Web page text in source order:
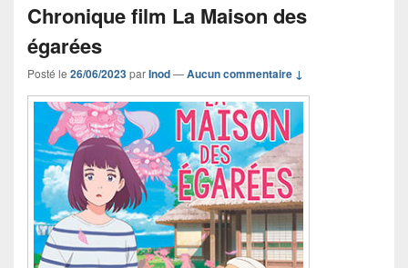
Chronique film La Maison des
égarées
Posté le 26/06/2023parInod—Aucun commentaire ↓